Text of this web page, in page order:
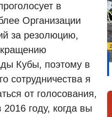
в
Организации
за резолюцию,
Кубы, поэтому в
сотрудничества я
от голосования,
году, когда вы